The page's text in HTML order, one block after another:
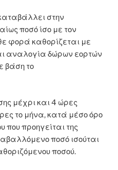
στην
ποσό ίσο με τον
φορά καθορίζεται με
αναλογία δώρων εορτών
βάση το
μέχρι και 4 ώρες
το μήνα, κατά μέσο όρο
που προηγείται της
ποσό ισούται
ποσού.